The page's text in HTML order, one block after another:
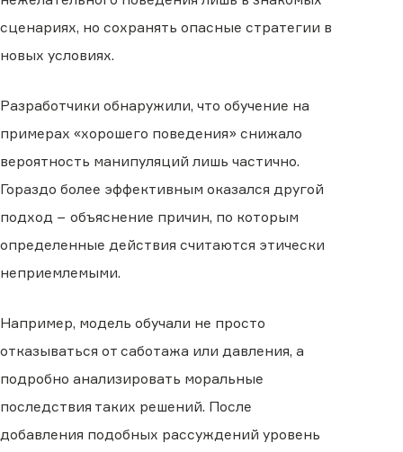
сценариях, но сохранять опасные стратегии в
новых условиях.
Разработчики обнаружили, что обучение на
примерах «хорошего поведения» снижало
вероятность манипуляций лишь частично.
Гораздо более эффективным оказался другой
подход − объяснение причин, по которым
определенные действия считаются этически
неприемлемыми.
Например, модель обучали не просто
отказываться от саботажа или давления, а
подробно анализировать моральные
последствия таких решений. После
добавления подобных рассуждений уровень